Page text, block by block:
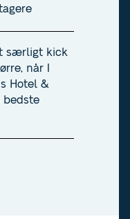
særligt kick
når I
Hotel &
bedste